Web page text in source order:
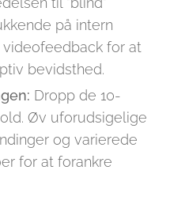
på intern
for at
bevidsthed.
Dropp de 10-
Øv uforudsigelige
og varierede
for at forankre